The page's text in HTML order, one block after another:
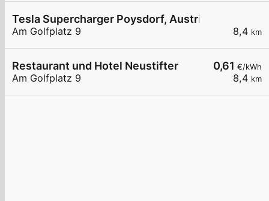
8,4 km
Tesla Supercharger Poysdorf, Austria
Am Golfplatz 9
0,61 €/kWh
8,4 km
Restaurant und Hotel Neustifter
Am Golfplatz 9